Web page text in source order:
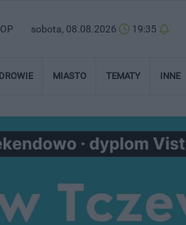
sobota, 08.08.2026 19:35
MIASTO TEMATY INNE